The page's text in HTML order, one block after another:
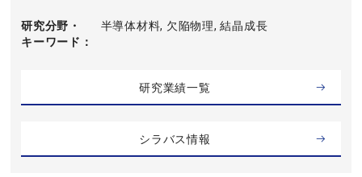
研究分野・
キーワード
半導体材料, 欠陥物理, 結晶成長
研究業績一覧
シラバス情報